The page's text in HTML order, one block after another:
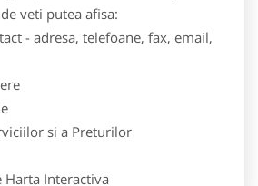
veti putea afisa:
- adresa, telefoane, fax, email,
si a Preturilor
Interactiva